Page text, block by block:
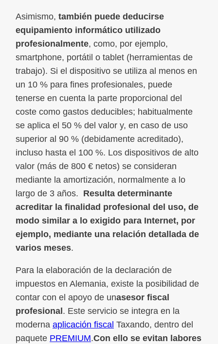
Asimismo, también puede deducirse
equipamiento informático utilizado
profesionalmente, como, por ejemplo,
smartphone, portátil o tablet (herramientas de
trabajo). Si el dispositivo se utiliza al menos en
un 10 % para fines profesionales, puede
tenerse en cuenta la parte proporcional del
coste como gastos deducibles; habitualmente
se aplica el 50 % del valor y, en caso de uso
superior al 90 % (debidamente acreditado),
incluso hasta el 100 %. Los dispositivos de alto
valor (más de 800 € netos) se consideran
mediante la amortización, normalmente a lo
largo de 3 años. Resulta determinante
acreditar la finalidad profesional del uso, de
modo similar a lo exigido para Internet, por
ejemplo, mediante una relación detallada de
varios meses.
Para la elaboración de la declaración de
impuestos en Alemania, existe la posibilidad de
contar con el apoyo de unasesor fiscal
profesional . Este servicio se integra en la
moderna aplicación fiscal Taxando, dentro del
paquete PREMIUM.Con ello se evitan labores